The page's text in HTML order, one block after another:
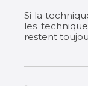
Si la
les
restent